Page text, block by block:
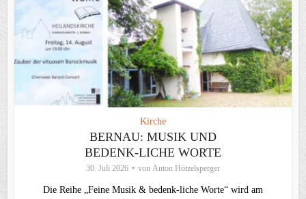
Kirche
BERNAU: MUSIK UND
BEDENK-LICHE WORTE
30. Juli 2026 von Anton Hötzelsperger
Die Reihe „Feine Musik & bedenk-liche Worte“ wird am